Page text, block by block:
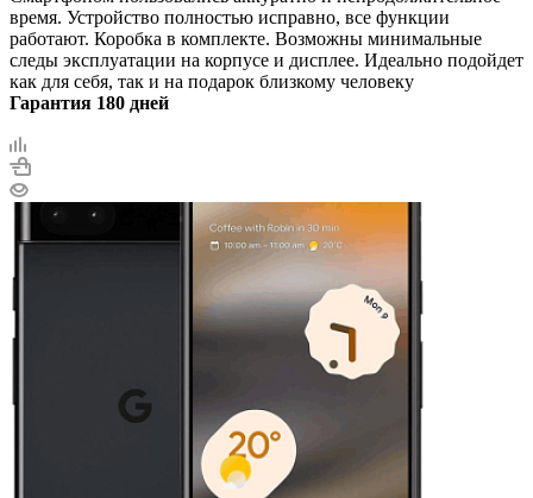
время. Устройство полностью исправно, все функции
работают. Коробка в комплекте. Возможны минимальные
следы эксплуатации на корпусе и дисплее. Идеально подойдет
как для себя, так и на подарок близкому человеку
Гарантия 180 дней